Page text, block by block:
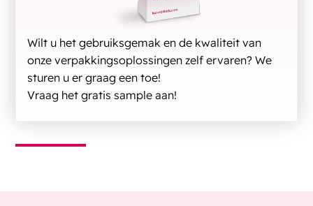
Wilt u het gebruiksgemak en de kwaliteit van
onze verpakkingsoplossingen zelf ervaren? We
sturen u er graag een toe!
Vraag het gratis sample aan!